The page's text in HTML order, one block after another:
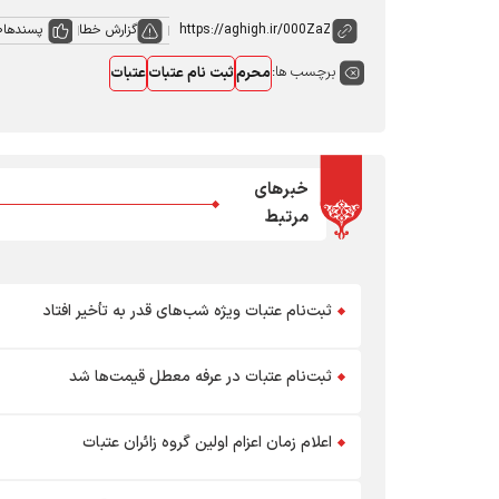
گزارش خطا پسندها
برچسب ها:محرمثبت نام عتباتعتبات
خبرهای
مرتبط
ثبت‌نام عتبات ویژه شب‌های قدر به تأخیر افتاد
ثبت‌نام عتبات در عرفه معطل قیمت‌ها شد
اعلام زمان اعزام اولین گروه زائران عتبات